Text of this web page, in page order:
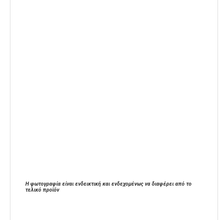
Η φωτογραφία είναι ενδεικτική και ενδεχομένως να διαφέρει από το
τελικό προϊόν